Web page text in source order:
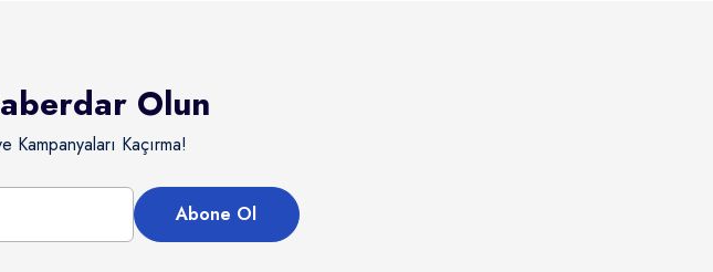
Olun
Kampanyaları Kaçırma!
Abone Ol